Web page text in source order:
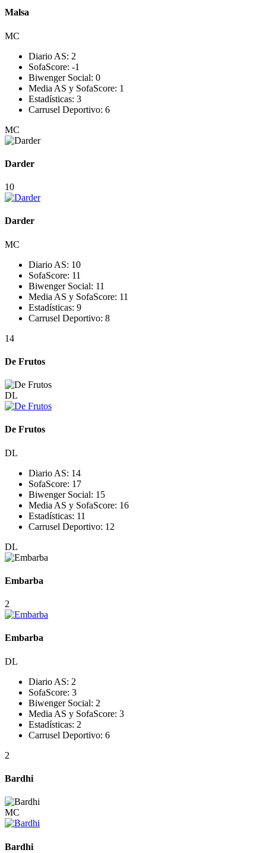
Malsa
MC
Diario AS: 2
SofaScore: -1
Biwenger Social: 0
Media AS y SofaScore: 1
Estadísticas: 3
Carrusel Deportivo: 6
MC
Darder
10
Darder
MC
Diario AS: 10
SofaScore: 11
Biwenger Social: 11
Media AS y SofaScore: 11
Estadísticas: 9
Carrusel Deportivo: 8
14
De Frutos
DL
De Frutos
DL
Diario AS: 14
SofaScore: 17
Biwenger Social: 15
Media AS y SofaScore: 16
Estadísticas: 11
Carrusel Deportivo: 12
DL
Embarba
2
Embarba
DL
Diario AS: 2
SofaScore: 3
Biwenger Social: 2
Media AS y SofaScore: 3
Estadísticas: 2
Carrusel Deportivo: 6
2
Bardhi
MC
Bardhi